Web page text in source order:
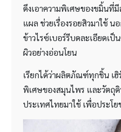
ดึงเอาความพิเศษของขมิ้นที่
แผล ช่วยเรื่องรอยสิวมาใช้
ข้าวไรซ์เบอร์รีบดละเอียดเ
ผิวอย่างอ่อนโยน
เรียกได้ว่าผลิตภัณฑ์ทุกชิ้น เ
พิเศษของสมุนไพร และวัตถุ
ประเทศไทยมาใช้ เพื่อประโ